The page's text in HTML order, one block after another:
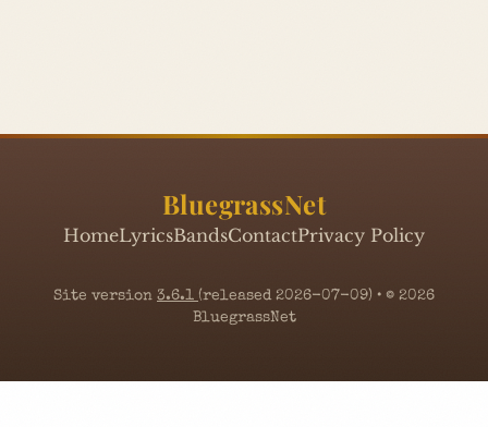
BluegrassNet
HomeLyricsBandsContactPrivacy Policy
Site version 3.6.1 (released 2026-07-09) • © 2026
BluegrassNet